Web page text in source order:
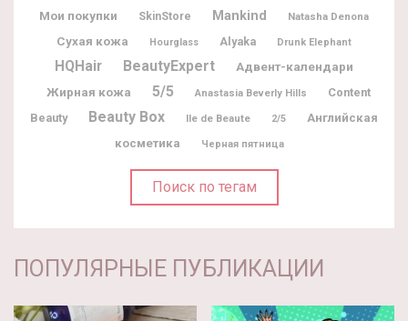
Мои покупки SkinStore Mankind Natasha Denona
Сухая кожа Hourglass Alyaka Drunk Elephant
HQHair BeautyExpert
Адвент-календари
Жирная кожа
5/5 Anastasia Beverly Hills
Content
Beauty
Beauty Box Ile de Beaute 2/5
Английская
косметика
Черная пятница
Поиск по тегам
ПОПУЛЯРНЫЕ ПУБЛИКАЦИИ